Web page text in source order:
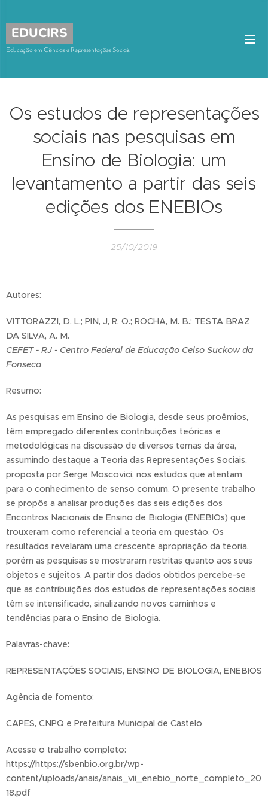
EDUCIRS
Educação em Ciências e Representações Sociais
Os estudos de representações
sociais nas pesquisas em
Ensino de Biologia: um
levantamento a partir das seis
edições dos ENEBIOs
25/10/2019
Autores:
VITTORAZZI, D. L.; PIN, J, R, O.; ROCHA, M. B.; TESTA BRAZ
DA SILVA, A. M.
CEFET - RJ - Centro Federal de Educação Celso Suckow da
Fonseca
Resumo:
As pesquisas em Ensino de Biologia, desde seus proêmios,
têm empregado diferentes contribuições teóricas e
metodológicas na discussão de diversos temas da área,
assumindo destaque a Teoria das Representações Sociais,
proposta por Serge Moscovici, nos estudos que atentam
para o conhecimento de senso comum. O presente trabalho
se propôs a analisar produções das seis edições dos
Encontros Nacionais de Ensino de Biologia (ENEBIOs) que
trouxeram como referencial a teoria em questão. Os
resultados revelaram uma crescente apropriação da teoria,
porém as pesquisas se mostraram restritas quanto aos seus
objetos e sujeitos. A partir dos dados obtidos percebe-se
que as contribuições dos estudos de representações sociais
têm se intensificado, sinalizando novos caminhos e
tendências para o Ensino de Biologia.
Palavras-chave:
REPRESENTAÇÕES SOCIAIS, ENSINO DE BIOLOGIA, ENEBIOS
Agência de fomento:
CAPES, CNPQ e Prefeitura Municipal de Castelo
Acesse o trabalho completo:
https://https://sbenbio.org.br/wp-
content/uploads/anais/anais_vii_enebio_norte_completo_20
18.pdf